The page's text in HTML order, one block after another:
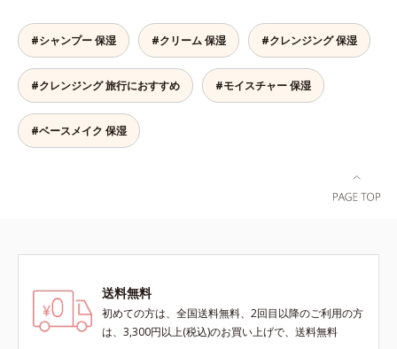
ペシャル洗顔としてのご使用をおす
すめいたしますが、クレンジング料
としてお使いいただく場合や、お肌
の状態に合わせて毎日お使いいただ
いても問題ありません。【ご使用方
法】①適量(さくらんぼ 1粒程度)を
とり、乾いた肌の上で優しくらせん
を描くように、よくなじませます。
直しにも使える、デジタルデバイス
が手放せない私たちにぴったりのア
イテムです。*1 肌の乾燥、キメの
乱れ*2 メイク効果による*3 乾燥に
よる*4 マッサージ効果による*5 乾
色感を再現しながら、みずみずしい
ツヤを演出します。さらにどのファ
ンデーションにもすっと溶け込む、
シンクロアタッチメント成分(*2)も
配合。パウダー、リキッド、どのタ
イプのファンデーションとも相性抜
群で、ヨレたりせず、きれいに仕上
で、お風呂場でもお使いいただけま
す。* 水溶性コラーゲン各商品の詳
しい情報は商品ページをご覧くださ
い。・BEAUTY夏祭りは、こちら
#シャンプー 保湿 #クリーム 保湿 #クレンジング 保湿
#クレンジング 旅行におすすめ #モイスチャー 保湿
#ベースメイク 保湿
送料無料
初めての方は、全国送料無料、2回目以降のご利用の方
は、3,300円以上(税込)のお買い上げで、送料無料